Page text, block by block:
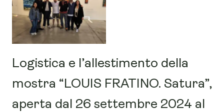
Logistica e l’allestimento della
mostra “LOUIS FRATINO. Satura”,
aperta dal 26 settembre 2024 al